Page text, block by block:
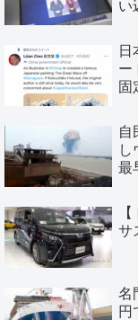
い
日
ー
固
自
し
最
サ
名
円